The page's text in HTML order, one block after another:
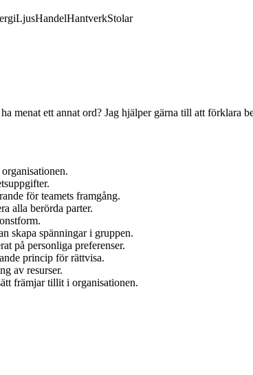
LjusHandelHantverkStolar
menat ett annat ord? Jag hjälper gärna till att förklara
för teamets framgång.
alla berörda parter.
skapa spänningar i gruppen.
på personliga preferenser.
princip för rättvisa.
av resurser.
främjar tillit i organisationen.